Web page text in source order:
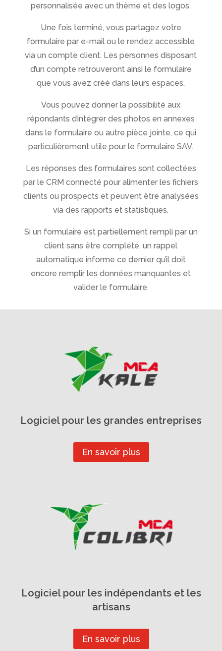
personnalisée avec un thème et des logos.
Une fois terminé, vous partagez votre
formulaire par e-mail ou le rendez accessible
via un compte client. Les personnes disposant
d’un compte retrouveront ainsi le formulaire
que vous avez créé dans leurs espaces.
Vous pouvez donner la possibilité aux
répondants d’intégrer des photos en annexes
dans le formulaire ou autre pièce jointe, ce qui
particulièrement utile pour le formulaire SAV.
Les réponses des formulaires sont collectées
par le CRM connecté pour alimenter les fichiers
clients ou prospects et peuvent être analysées
via des rapports et statistiques.
Si un formulaire est partiellement rempli par un
client sans être complété, un rappel
automatique informe ce dernier qu’il doit
encore remplir les données manquantes et
valider le formulaire.
Logiciel pour les grandes entreprises
En savoir plus
Logiciel pour les indépendants et les
artisans
En savoir plus